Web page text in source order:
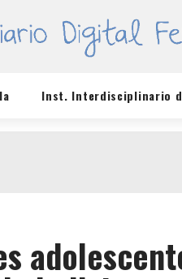
Inst. Interdisciplinario